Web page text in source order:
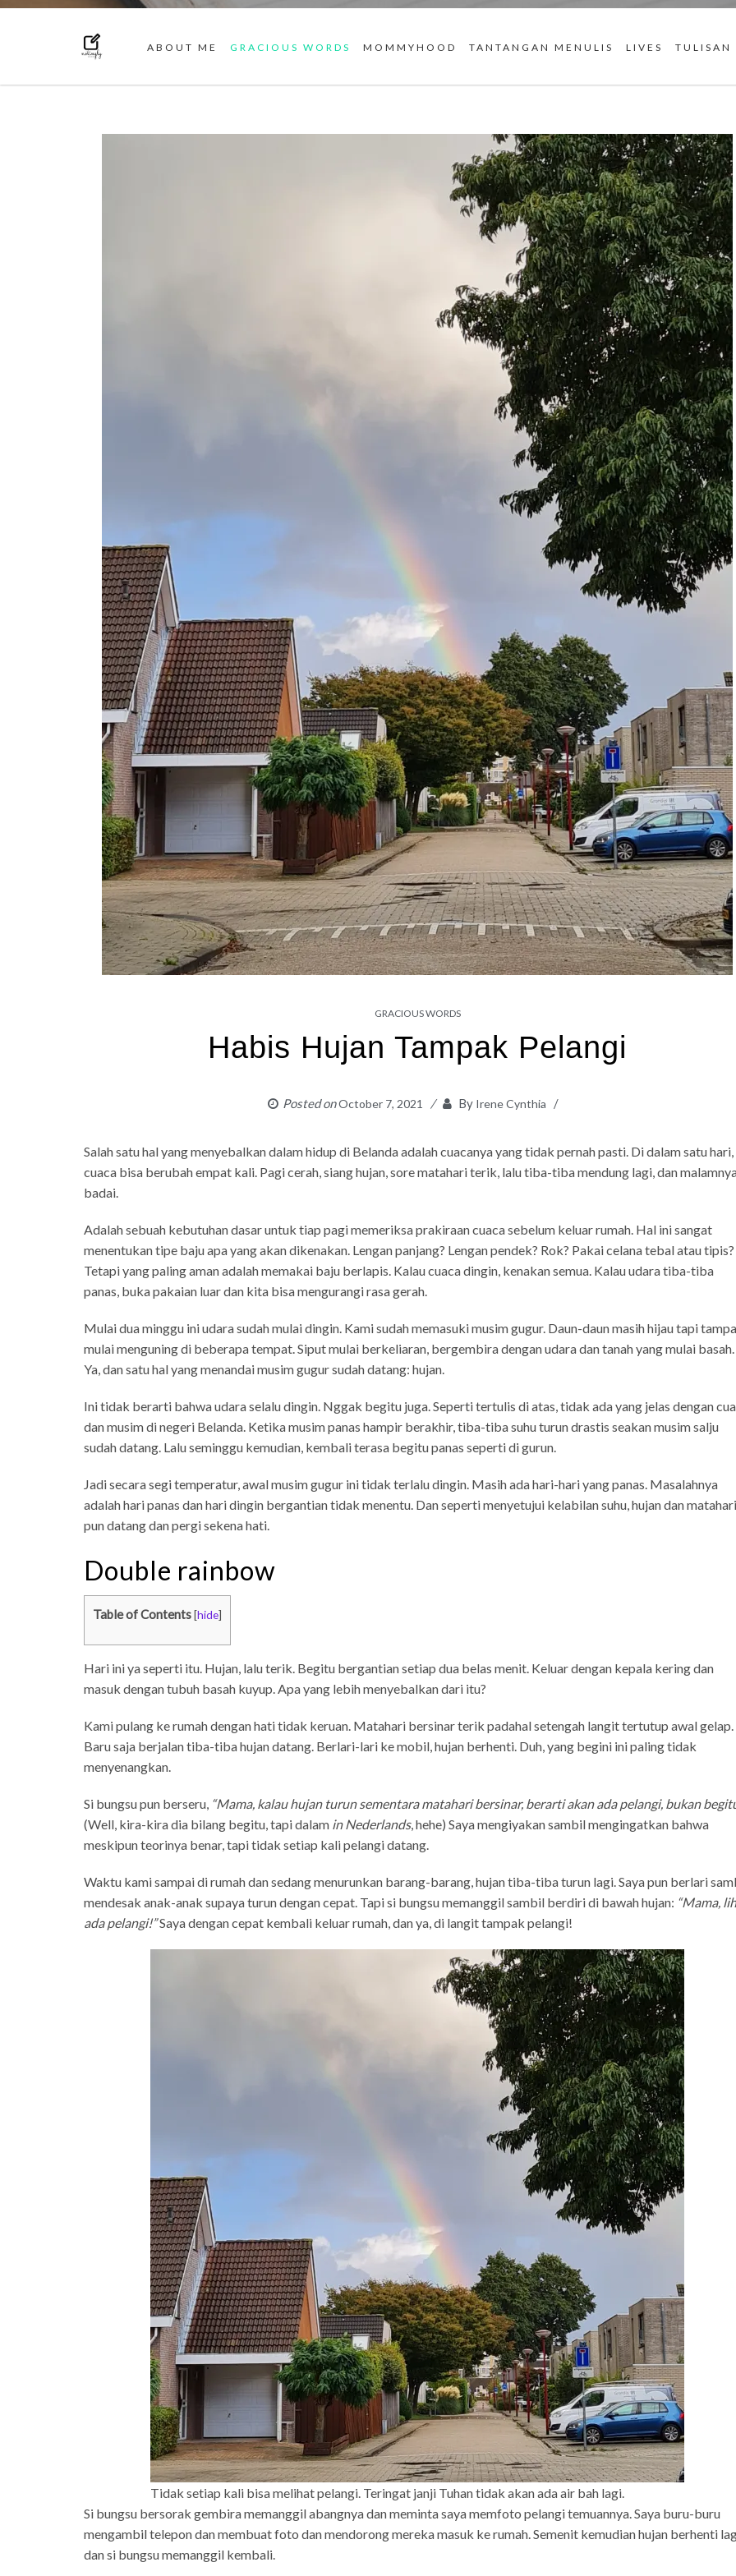
ABOUT ME GRACIOUS WORDS MOMMYHOOD TANTANGAN MENULIS LIVES TULISAN
GRACIOUS WORDS
Habis Hujan Tampak Pelangi
Posted onOctober 7, 2021 By Irene Cynthia
Salah satu hal yang menyebalkan dalam hidup di Belanda adalah cuacanya yang tidak pernah pasti. Di dalam satu hari,
cuaca bisa berubah empat kali. Pagi cerah, siang hujan, sore matahari terik, lalu tiba-tiba mendung lagi, dan
badai.
Adalah sebuah kebutuhan dasar untuk tiap pagi memeriksa prakiraan cuaca sebelum keluar rumah. Hal ini sangat
menentukan tipe baju apa yang akan dikenakan. Lengan panjang? Lengan pendek? Rok? Pakai celana tebal atau tipis?
Tetapi yang paling aman adalah memakai baju berlapis. Kalau cuaca dingin, kenakan semua. Kalau udara tiba-tiba
panas, buka pakaian luar dan kita bisa mengurangi rasa gerah.
Mulai dua minggu ini udara sudah mulai dingin. Kami sudah memasuki musim gugur. Daun-daun masih hijau tapi
mulai menguning di beberapa tempat. Siput mulai berkeliaran, bergembira dengan udara dan tanah yang mulai basah.
Ya, dan satu hal yang menandai musim gugur sudah datang: hujan.
Ini tidak berarti bahwa udara selalu dingin. Nggak begitu juga. Seperti tertulis di atas, tidak ada yang jelas dengan
dan musim di negeri Belanda. Ketika musim panas hampir berakhir, tiba-tiba suhu turun drastis seakan musim salju
sudah datang. Lalu seminggu kemudian, kembali terasa begitu panas seperti di gurun.
Jadi secara segi temperatur, awal musim gugur ini tidak terlalu dingin. Masih ada hari-hari yang panas. Masalahnya
adalah hari panas dan hari dingin bergantian tidak menentu. Dan seperti menyetujui kelabilan suhu, hujan dan matahari
pun datang dan pergi sekena hati.
Double rainbow
Table of Contents[hide]
Hari ini ya seperti itu. Hujan, lalu terik. Begitu bergantian setiap dua belas menit. Keluar dengan kepala kering dan
masuk dengan tubuh basah kuyup. Apa yang lebih menyebalkan dari itu?
Kami pulang ke rumah dengan hati tidak keruan. Matahari bersinar terik padahal setengah langit tertutup awal gelap.
Baru saja berjalan tiba-tiba hujan datang. Berlari-lari ke mobil, hujan berhenti. Duh, yang begini ini paling tidak
menyenangkan.
Si bungsu pun berseru, “Mama, kalau hujan turun sementara matahari bersinar, berarti akan ada pelangi, bukan
(Well, kira-kira dia bilang begitu, tapi dalam in Nederlands, hehe) Saya mengiyakan sambil mengingatkan bahwa
meskipun teorinya benar, tapi tidak setiap kali pelangi datang.
Waktu kami sampai di rumah dan sedang menurunkan barang-barang, hujan tiba-tiba turun lagi. Saya pun berlari
mendesak anak-anak supaya turun dengan cepat. Tapi si bungsu memanggil sambil berdiri di bawah hujan: “Mama,
ada pelangi!”Saya dengan cepat kembali keluar rumah, dan ya, di langit tampak pelangi!
Tidak setiap kali bisa melihat pelangi. Teringat janji Tuhan tidak akan ada air bah lagi.
Si bungsu bersorak gembira memanggil abangnya dan meminta saya memfoto pelangi temuannya. Saya buru-buru
mengambil telepon dan membuat foto dan mendorong mereka masuk ke rumah. Semenit kemudian hujan berhenti
dan si bungsu memanggil kembali.